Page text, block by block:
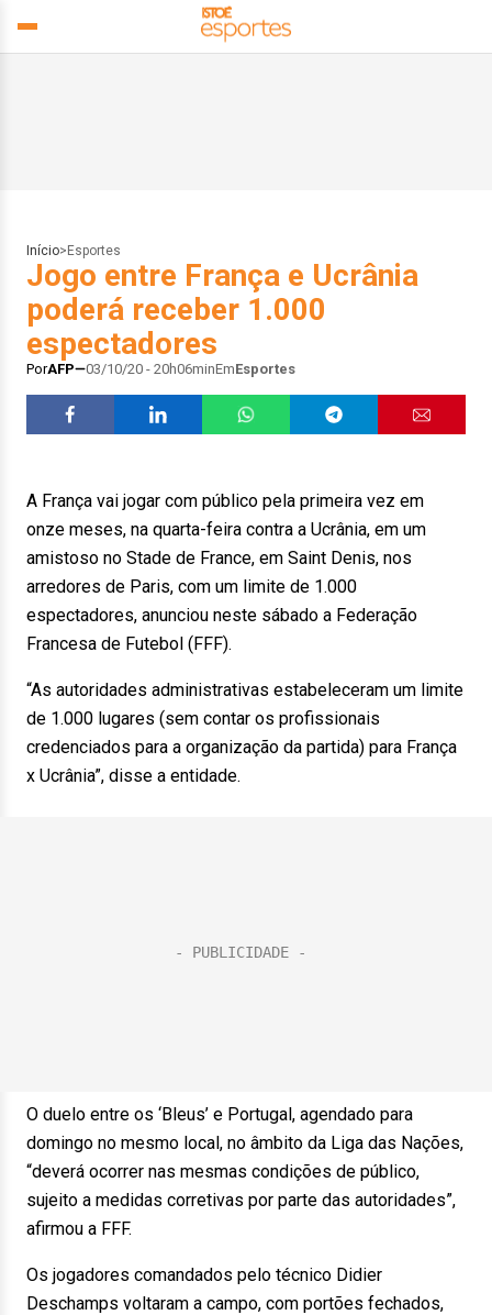
Início> Esportes
Jogo entre França e Ucrânia
poderá receber 1.000
espectadores
PorAFP 03/10/20 - 20h06minEmEsportes
A França vai jogar com público pela primeira vez em
onze meses, na quarta-feira contra a Ucrânia, em um
amistoso no Stade de France, em Saint Denis, nos
arredores de Paris, com um limite de 1.000
espectadores, anunciou neste sábado a Federação
Francesa de Futebol (FFF).
“As autoridades administrativas estabeleceram um limite
de 1.000 lugares (sem contar os profissionais
credenciados para a organização da partida) para França
x Ucrânia”, disse a entidade.
O duelo entre os ‘Bleus’ e Portugal, agendado para
domingo no mesmo local, no âmbito da Liga das Nações,
“deverá ocorrer nas mesmas condições de público,
sujeito a medidas corretivas por parte das autoridades”,
afirmou a FFF.
Os jogadores comandados pelo técnico Didier
Deschamps voltaram a campo, com portões fechados,